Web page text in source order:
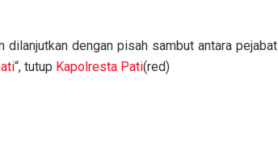
dilanjutkan dengan pisah sambut antara pejabat
“, tutup Kapolresta Pati(red)